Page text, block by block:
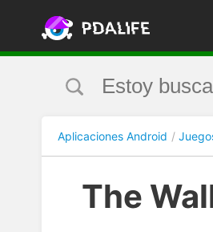
Aplicaciones Android
The